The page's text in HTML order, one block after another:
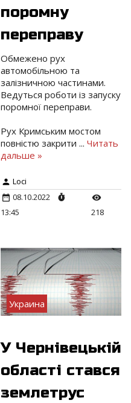
поромну
переправу
Обмежено рух
автомобільною та
залізничною частинами.
Ведуться роботи із запуску
поромної переправи.
Рух Кримським мостом
повністю закрити...Читать
дальше »
Loci
08.10.2022
13:45
218
Украина
У Чернівецькій
області стався
землетрус